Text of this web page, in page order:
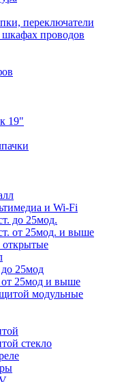
переключатели
проводов
19"
и Wi-Fi
до 25мод.
от 25мод. и выше
25мод
25мод и выше
модульные
стекло